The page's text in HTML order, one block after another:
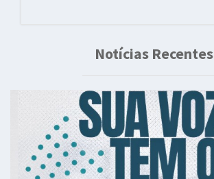
Notícias Recentes